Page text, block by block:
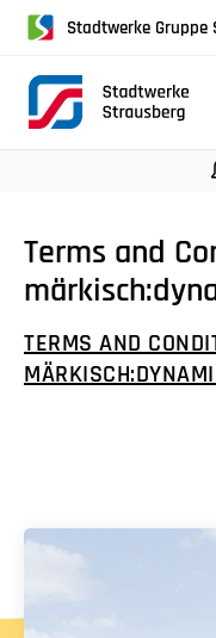
Screenreader
oder
Navigation
mit
Hauptnavigation
Stadtwerke Gruppe
Terms and
TERMS AND